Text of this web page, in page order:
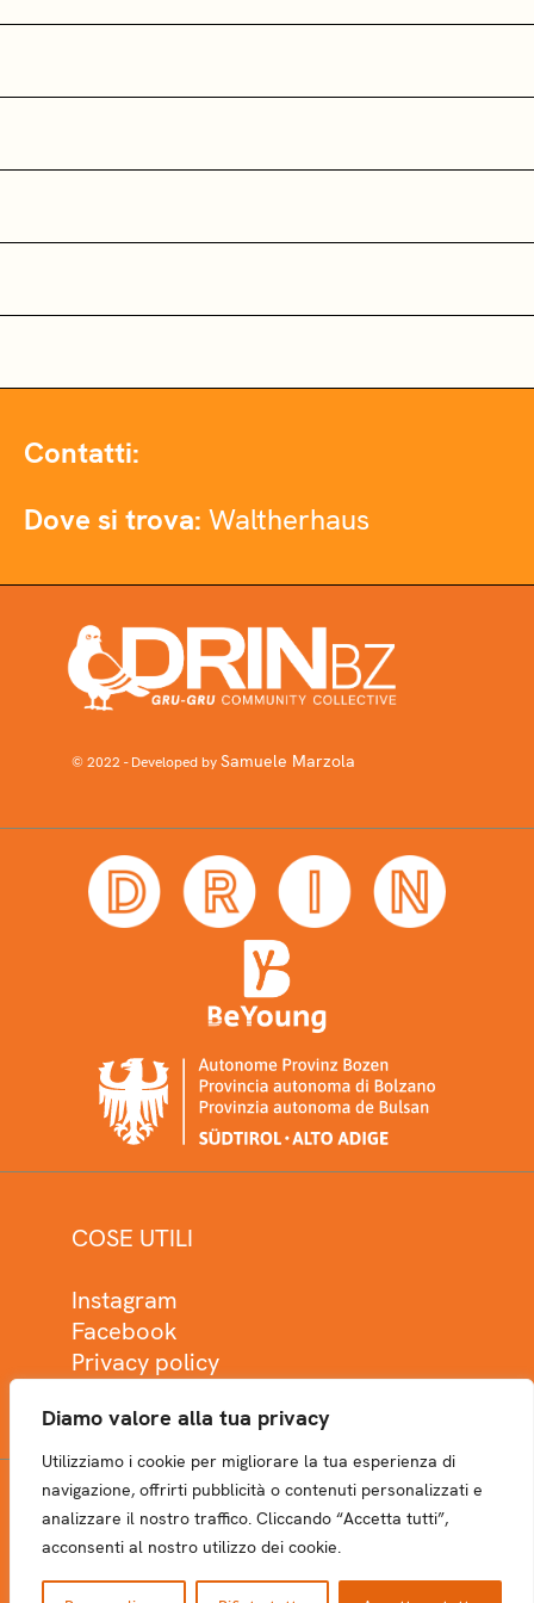
Diamo valore alla tua privacy
Utilizziamo i cookie per migliorare la tua esperienza di
navigazione, offrirti pubblicità o contenuti personalizzati e
analizzare il nostro traffico. Cliccando “Accetta tutti”,
acconsenti al nostro utilizzo dei cookie.
Contatti:
Dove si trova: Waltherhaus
© 2022 - Developed bySamuele Marzola
COSE UTILI
Instagram
Facebook
Privacy policy
NEWSLETTER